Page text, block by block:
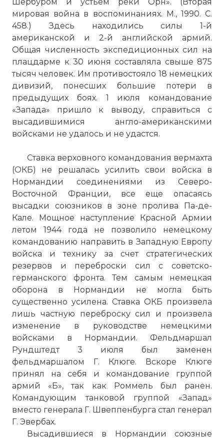
мировая война в воспоминаниях. М., 1990. С.
458.) Здесь находились силы 1-й
американской и 2-й английской армий.
Общая численность экспедиционных сил на
плацдарме к 30 июня составляла свыше 875
тысяч человек. Им противостояло 18 немецких
дивизий, понесших большие потери в
предыдущих боях. 1 июля командование
«Запада» пришло к выводу, справиться с
высадившимися англо-американскими
войсками не удалось и не удастся.
Ставка верховного командования вермахта
(ОКБ) не решалась усилить свои войска в
Нормандии соединениями из Северо-
Восточной Франции, все еще опасаясь
высадки союзников в зоне пролива Па-де-
Кале. Мощное наступление Красной Армии
летом 1944 года не позволило немецкому
командованию направить в Западную Европу
войска и технику за счет стратегических
резервов и переброски сил с советско-
германского фронта. Тем самым немецкая
оборона в Нормандии не могла быть
существенно усилена. Ставка ОКБ произвела
лишь частную переброску сил и произвела
изменение в руководстве немецкими
войсками в Нормандии. Фельдмаршал
Рундштедт 3 июля был заменен
фельдмаршалом Г. Клюге. Вскоре Клюге
принял на себя и командование группой
армий «Б», так как Роммель был ранен.
Командующим танковой группой «Запад»
вместо генерала Г. Швеппенбурга стал генерал
Г. Эвербах.
Высадившиеся в Нормандии союзные